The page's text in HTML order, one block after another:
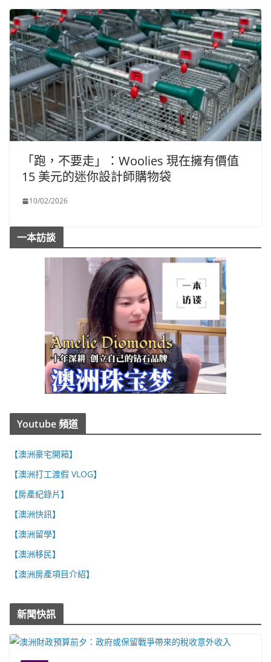
「跑，不要走」：Woolies 現在擁有價值
15 美元的迷你設計師購物袋
10/02/2026
一本訪談
Youtube 頻道
【澳洲豪宅開箱】
【澳洲打工渡假 VLOG】
【房產紀錄片】
【澳洲快訊】
【澳洲留學】
【澳洲移民】
【澳洲房產項目介紹】
新聞快訊